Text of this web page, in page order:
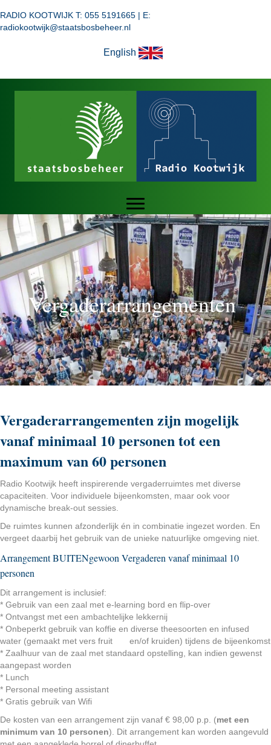
RADIO KOOTWIJK T: 055 5191665 | E:
radiokootwijk@staatsbosbeheer.nl
English
Vergaderarrangementen
Vergaderarrangementen zijn mogelijk
vanaf minimaal 10 personen tot een
maximum van 60 personen
Radio Kootwijk heeft inspirerende vergaderruimtes met diverse
capaciteiten. Voor individuele bijeenkomsten, maar ook voor
dynamische break-out sessies.
De ruimtes kunnen afzonderlijk én in combinatie ingezet worden. En
vergeet daarbij het gebruik van de unieke natuurlijke omgeving niet.
Arrangement BUITENgewoon Vergaderen vanaf minimaal 10
personen
Dit arrangement is inclusief:
* Gebruik van een zaal met e-learning bord en flip-over
* Ontvangst met een ambachtelijke lekkernij
* Onbeperkt gebruik van koffie en diverse theesoorten en infused
water (gemaakt met vers fruit en/of kruiden) tijdens de bijeenkomst
* Zaalhuur van de zaal met standaard opstelling, kan indien gewenst
aangepast worden
* Lunch
* Personal meeting assistant
* Gratis gebruik van Wifi
De kosten van een arrangement zijn vanaf € 98,00 p.p. (met een
minimum van 10 personen). Dit arrangement kan worden aangevuld